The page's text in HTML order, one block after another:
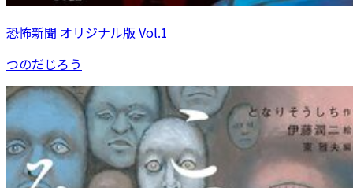
恐怖新聞 オリジナル版 Vol.1
つのだじろう